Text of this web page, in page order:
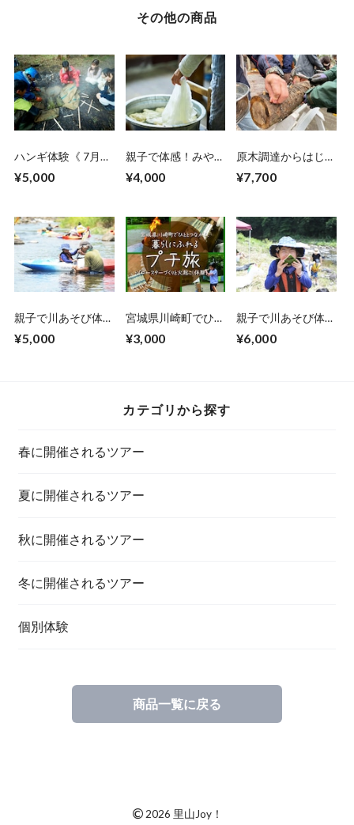
その他の商品
ハンギ体験《 7月24
¥5,000
親子で体感！みやぎ
住ツアー 季節の草
¥4,000
原木調達からはじめ
日開催》
¥7,700
親子で川あそび体験
¥5,000
宮城県川崎町でひと
にふれるプチ旅（コ
¥3,000
親子で川あそび体験
¥6,000
カテゴリから探す
春に開催されるツアー
夏に開催されるツアー
秋に開催されるツアー
冬に開催されるツアー
個別体験
商品一覧に戻る
© 2026 里山Joy！